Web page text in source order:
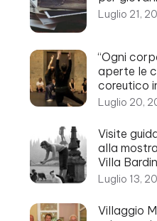
Luglio 21,
“Ogni
aperte le
coreutico
Luglio 20,
Visite
alla mostra
Villa
Luglio 13,
Villaggio